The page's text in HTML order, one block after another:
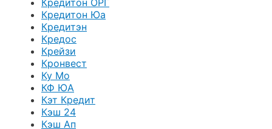
Кредитон ОРГ
Кредитон Юа
Кредитэн
Кредос
Крейзи
Кронвест
Ку Мо
КФ ЮА
Кэт Кредит
Кэш 24
Кэш Ап